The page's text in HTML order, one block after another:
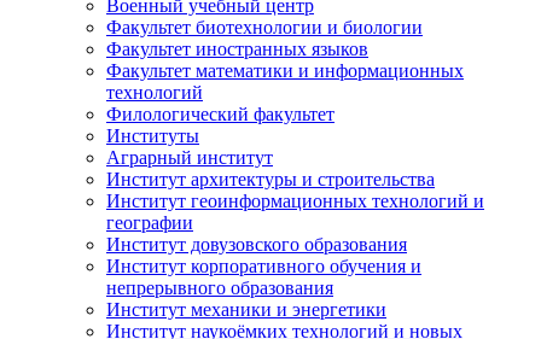
Военный учебный центр
Факультет биотехнологии и биологии
Факультет иностранных языков
Факультет математики и информационных
технологий
Филологический факультет
Институты
Аграрный институт
Институт архитектуры и строительства
Институт геоинформационных технологий и
географии
Институт довузовского образования
Институт корпоративного обучения и
непрерывного образования
Институт механики и энергетики
Институт наукоёмких технологий и новых